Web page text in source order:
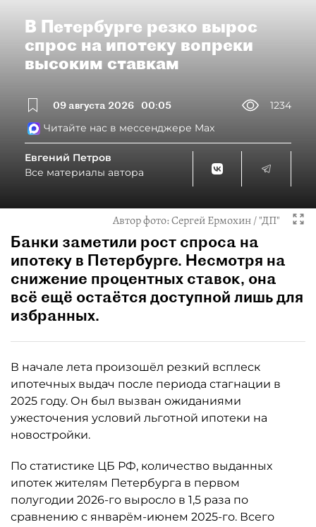
В Петербурге резко вырос
спрос на ипотеку вопреки
высоким ставкам
09 августа 2026 00:05
1234
Читайте нас в мессенджере Max
Евгений Петров
Все материалы автора
Автор фото:Сергей Ермохин / "ДП"
Банки заметили рост спроса на
ипотеку в Петербурге. Несмотря на
снижение процентных ставок, она
всё ещё остаётся доступной лишь для
избранных.
В начале лета произошёл резкий всплеск
ипотечных выдач после периода стагнации в
2025 году. Он был вызван ожиданиями
ужесточения условий льготной ипотеки на
новостройки.
По статистике ЦБ РФ, количество выданных
ипотек жителям Петербурга в первом
полугодии 2026-го выросло в 1,5 раза по
сравнению с январём-июнем 2025-го. Всего